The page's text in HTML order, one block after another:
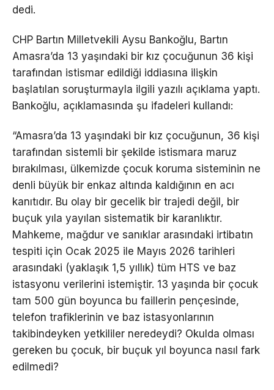
dedi.
CHP Bartın Milletvekili Aysu Bankoğlu, Bartın
Amasra’da 13 yaşındaki bir kız çocuğunun 36 kişi
tarafından istismar edildiği iddiasına ilişkin
başlatılan soruşturmayla ilgili yazılı açıklama yaptı.
Bankoğlu, açıklamasında şu ifadeleri kullandı:
“Amasra’da 13 yaşındaki bir kız çocuğunun, 36 kişi
tarafından sistemli bir şekilde istismara maruz
bırakılması, ülkemizde çocuk koruma sisteminin ne
denli büyük bir enkaz altında kaldığının en acı
kanıtıdır. Bu olay bir gecelik bir trajedi değil, bir
buçuk yıla yayılan sistematik bir karanlıktır.
Mahkeme, mağdur ve sanıklar arasındaki irtibatın
tespiti için Ocak 2025 ile Mayıs 2026 tarihleri
arasındaki (yaklaşık 1,5 yıllık) tüm HTS ve baz
istasyonu verilerini istemiştir. 13 yaşında bir çocuk
tam 500 gün boyunca bu faillerin pençesinde,
telefon trafiklerinin ve baz istasyonlarının
takibindeyken yetkililer neredeydi? Okulda olması
gereken bu çocuk, bir buçuk yıl boyunca nasıl fark
edilmedi?